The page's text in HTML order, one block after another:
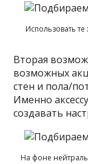
Использовать
Вторая
возможных
стен и пола/
Именно
создавать
На фоне